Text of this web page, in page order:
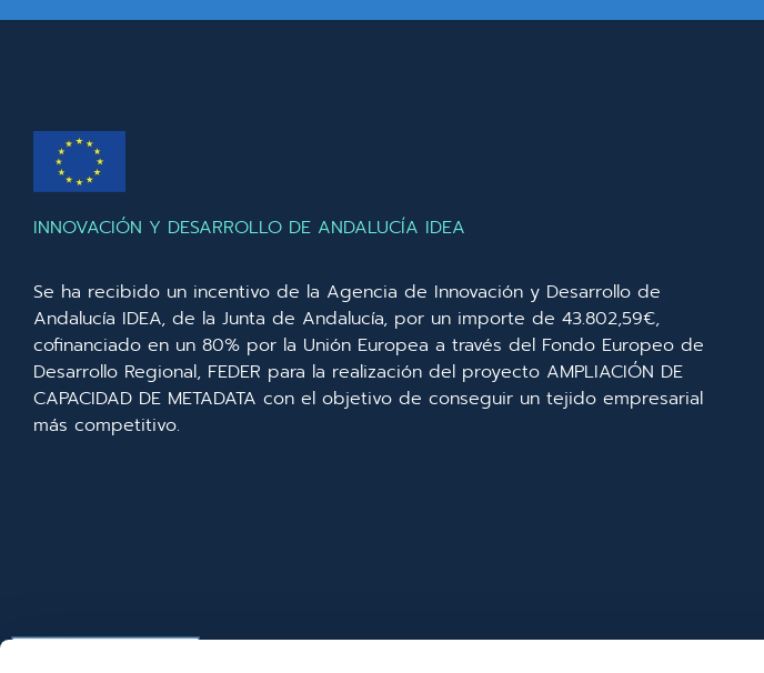
INNOVACIÓN Y DESARROLLO DE ANDALUCÍA IDEA
Se ha recibido un incentivo de la Agencia de Innovación y Desarrollo de
Andalucía IDEA, de la Junta de Andalucía, por un importe de 43.802,59€,
cofinanciado en un 80% por la Unión Europea a través del Fondo Europeo de
Desarrollo Regional, FEDER para la realización del proyecto AMPLIACIÓN DE
CAPACIDAD DE METADATA con el objetivo de conseguir un tejido empresarial
más competitivo.